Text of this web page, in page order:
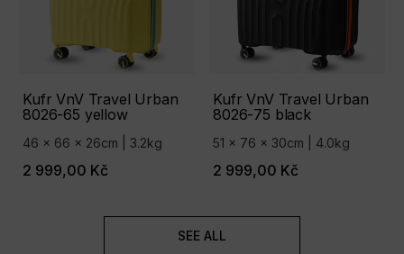
Kufr VnV Travel Urban
8026-65 yellow
46 x 66 x 26cm | 3.2kg
2 999,00 Kč
Kufr VnV Travel Urban
8026-75 black
51 x 76 x 30cm | 4.0kg
2 999,00 Kč
SEE ALL